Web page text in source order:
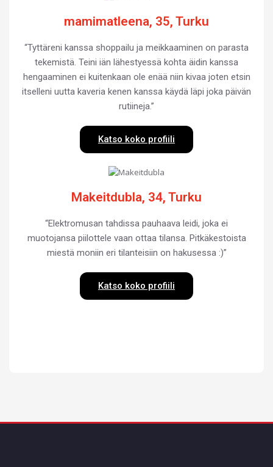
mamimatleena, 35, Turku
“Tyttäreni kanssa shoppailu ja meikkaaminen on parasta
tekemistä. Teini iän lähestyessä kohta äidin kanssa
hengaaminen ei kuitenkaan ole enää niin kivaa joten etsin
itselleni uutta kaveria kenen kanssa käydä läpi joka päivän
rutiineja.”
Katso koko profiili
Makeitdubla, 34, Turku
“Elektromusan tahdissa pauhaava leidi, joka ei
muotojansa piilottele vaan ottaa tilansa. Pitkäkestoista
miestä moniin eri tilanteisiin on hakusessa :)”
Katso koko profiili